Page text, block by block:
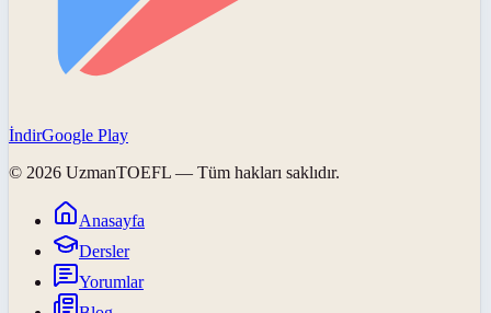
İndirGoogle Play
© 2026 UzmanTOEFL — Tüm hakları saklıdır.
Anasayfa
Dersler
Yorumlar